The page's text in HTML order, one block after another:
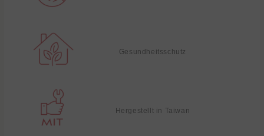
Gesundheitsschutz
Hergestellt in Taiwan